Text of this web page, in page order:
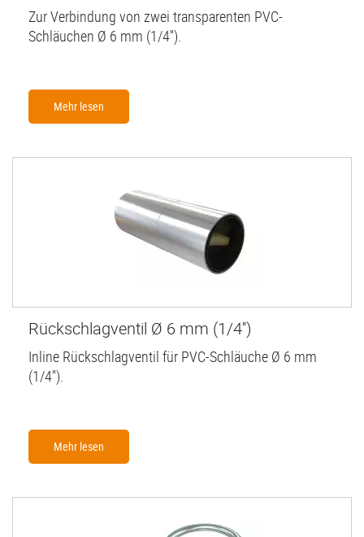
Zur Verbindung von zwei transparenten PVC-
Schläuchen Ø 6 mm (1/4'').
Mehr lesen
Rückschlagventil Ø 6 mm (1/4'')
Inline Rückschlagventil für PVC-Schläuche Ø 6 mm
(1/4'').
Mehr lesen